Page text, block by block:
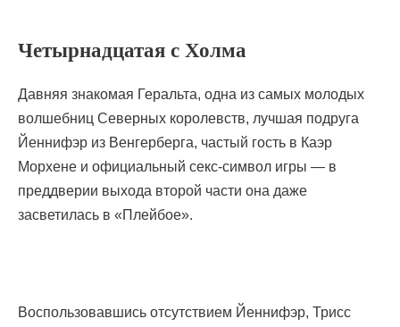
Четырнадцатая с Холма
Давняя знакомая Геральта, одна из самых молодых
волшебниц Северных королевств, лучшая подруга
Йеннифэр из Венгерберга, частый гость в Каэр
Морхене и официальный секс-символ игры — в
преддверии выхода второй части она даже
засветилась в «Плейбое».
Воспользовавшись отсутствием Йеннифэр, Трисс